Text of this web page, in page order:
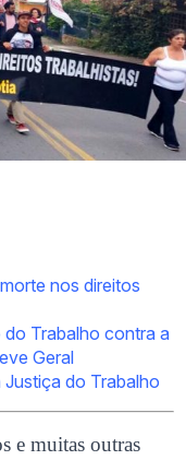
nos direitos
Trabalho contra a
Geral
do Trabalho
e muitas outras